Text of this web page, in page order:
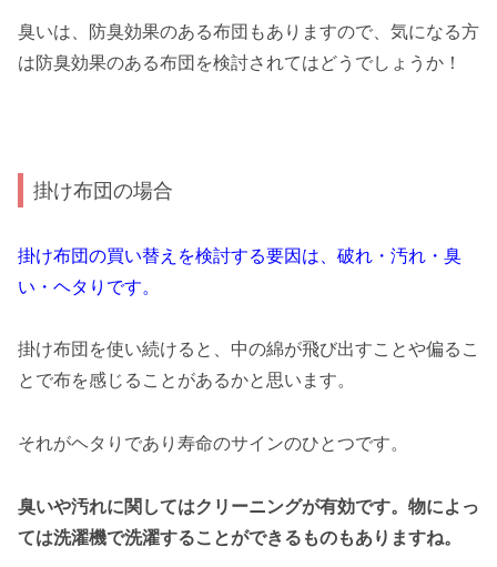
臭いは、防臭効果のある布団もありますので、気になる方
は防臭効果のある布団を検討されてはどうでしょうか！
掛け布団の場合
掛け布団の買い替えを検討する要因は、破れ・汚れ・臭
い・ヘタりです。
掛け布団を使い続けると、中の綿が飛び出すことや偏るこ
とで布を感じることがあるかと思います。
それがヘタりであり寿命のサインのひとつです。
臭いや汚れに関してはクリーニングが有効です。物によっ
ては洗濯機で洗濯することができるものもありますね。